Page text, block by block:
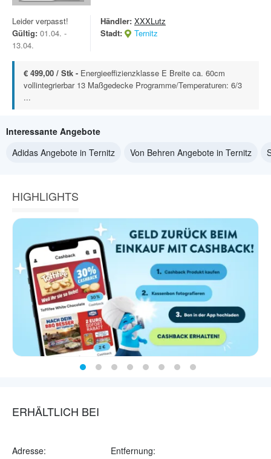
Leider verpasst!
Gültig: 01.04. -
13.04.
Händler: XXXLutz
Stadt:
Ternitz
€ 499,00 / Stk - Energieeffizienzklasse E Breite ca. 60cm
vollintegrierbar 13 Maßgedecke Programme/Temperaturen: 6/3
...
Interessante Angebote
Adidas Angebote in Ternitz
Von Behren Angebote in Ternitz
HIGHLIGHTS
ERHÄLTLICH BEI
Adresse: Entfernung: